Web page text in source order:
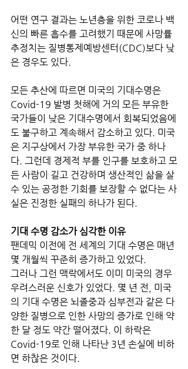
어떤 연구 결과는 노년층을 위한 코로나 백
신의 빠른 흡수를 고려했기 때문에 사망률
추정치는 질병통제예방센터(CDC)보다 낮
은 경우도 있다.
모든 추산에 따르면 미국의 기대수명은
Covid-19 발병 첫해에 거의 모든 부유한
국가들이 낮은 기대수명에서 회복되었음에
도 불구하고 계속해서 감소하고 있다. 미국
은 지구상에서 가장 부유한 국가 중 하나
다. 그런데 경제적 부를 인구를 보호하고 모
든 사람이 길고 건강하며 생산적인 삶을 살
수 있는 공정한 기회를 보장할 수 없다는 사
실은 진정한 실패의 하나가 된다.
기대 수명 감소가 심각한 이유
팬데믹 이전에 전 세계의 기대 수명은 매년
몇 개월씩 꾸준히 증가하고 있었다.
그러나 그런 맥락에서도 이미 미국의 경우
우려스러운 신호가 있었다. 몇 년 전, 미국
의 기대 수명은 뇌졸중과 심부전과 같은 다
양한 질병으로 인한 사망의 증가로 인해 약
한 달 정도 약간 떨어졌다. 이 하락은
Covid-19로 인해 나타난 3년 손실에 비하
면 하찮은 것이다.